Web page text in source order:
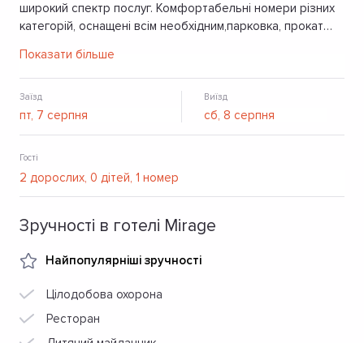
широкий спектр послуг. Комфортабельні номери різних
категорій, оснащені всім необхідним,парковка, прокат
спорядження, приналежності для барбекю, Wi-Fi. За 100
м. знаходиться підйомник №1.
Показати більше
Заїзд Виїзд
Гості
Зручності в готелі Mirage
Найпопулярніші зручності
Цілодобова охорона
Ресторан